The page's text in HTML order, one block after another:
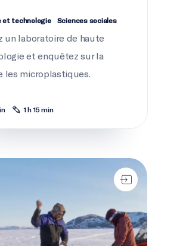
et technologie Sciences sociales
un laboratoire de haute
et enquêtez sur la
les microplastiques.
1 h 15 min
l’avenir